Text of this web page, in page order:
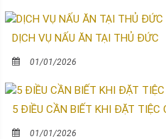
DỊCH VỤ NẤU ĂN TẠI THỦ ĐỨC
01/01/2026
5 ĐIỀU CẦN BIẾT KHI ĐẶT TIỆC
01/01/2026